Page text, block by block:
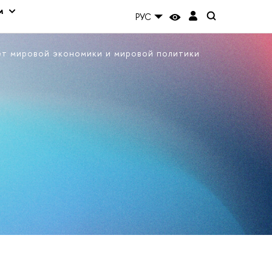
РУС
мировой экономики и мировой политики